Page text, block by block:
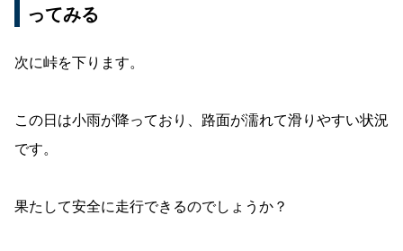
ってみる
次に峠を下ります。
この日は小雨が降っており、路面が濡れて滑りやすい状況
です。
果たして安全に走行できるのでしょうか？